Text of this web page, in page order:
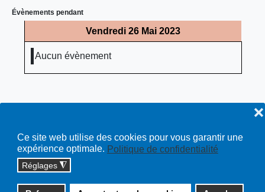
Ce site web utilise des cookies pour vous garantir une
expérience optimale. Politique de confidentialité
Réglages ◮
❌
Évènements pendant
Vendredi 26 Mai 2023
Aucun évènement
Copyright © 2026 cossonay.ch - tous droits réservés | site :